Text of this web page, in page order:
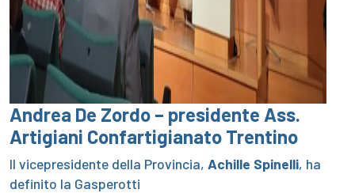
Andrea De Zordo – presidente Ass.
Artigiani Confartigianato Trentino
Il vicepresidente della Provincia, Achille Spinelli, ha
definito la Gasperotti